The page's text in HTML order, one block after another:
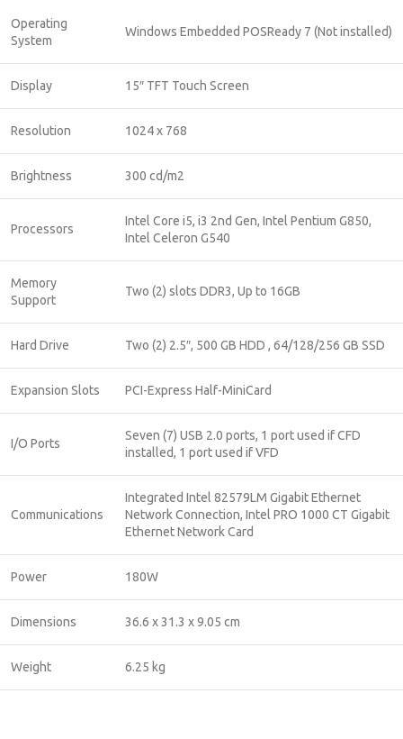
Operating
System
Windows Embedded POSReady 7 (Νot installed)
Display 15″ TFT Touch Screen
Resolution 1024 x 768
Brightness 300 cd/m2
Processors
Intel Core i5, i3 2nd Gen, Intel Pentium G850,
Intel Celeron G540
Memory
Support
Two (2) slots DDR3, Up to 16GB
Hard Drive Two (2) 2.5″, 500 GB HDD , 64/128/256 GB SSD
Expansion Slots PCI-Express Half-MiniCard
I/O Ports
Seven (7) USB 2.0 ports, 1 port used if CFD
installed, 1 port used if VFD
Communications
Integrated Intel 82579LM Gigabit Ethernet
Network Connection, Intel PRO 1000 CT Gigabit
Ethernet Network Card
Power 180W
Dimensions 36.6 x 31.3 x 9.05 cm
Weight 6.25 kg